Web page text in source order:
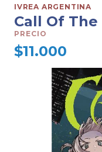
IVREA ARGENTINA
Call Of
PRECIO
$11.000